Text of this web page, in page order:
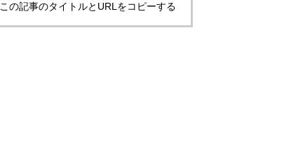
この記事のタイトルとURLをコピーする